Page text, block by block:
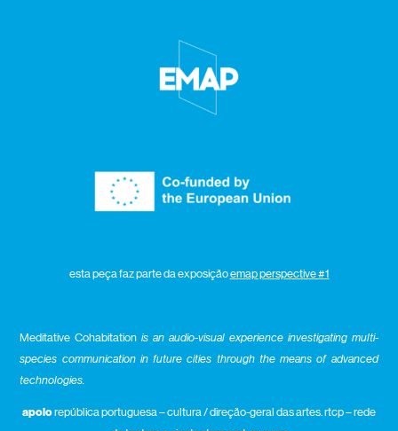
esta peça faz parte da exposiçãoemap perspective #1
Meditative Cohabitation is an audio-visual experience investigating multi-
species communication in future cities through the means of advanced
technologies.
apoiorepública portuguesa – cultura / direção-geral das artes. rtcp – rede